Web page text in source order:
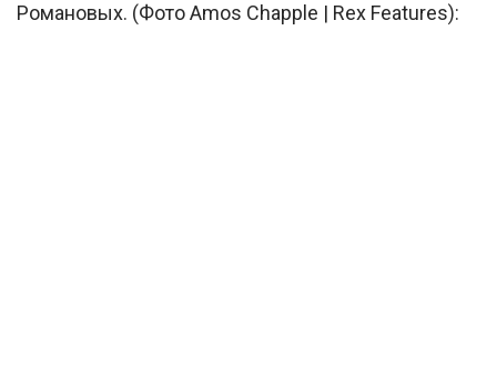
Романовых. (Фото Amos Chapple | Rex Features):